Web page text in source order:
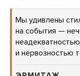
Мы удивлены
на события —
и нервозностью